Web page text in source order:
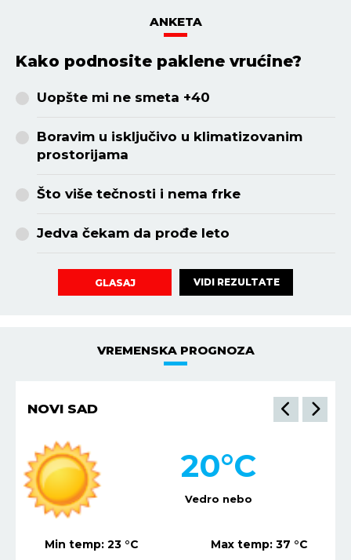
ANKETA
Kako podnosite paklene vrućine?
Uopšte mi ne smeta +40
Boravim u isključivo u klimatizovanim
prostorijama
Što više tečnosti i nema frke
Jedva čekam da prođe leto
GLASAJ VIDI REZULTATE
VREMENSKA PROGNOZA
NOVI SAD
Vedro nebo
20°C
Min temp:23 °C Max temp: 37 °C